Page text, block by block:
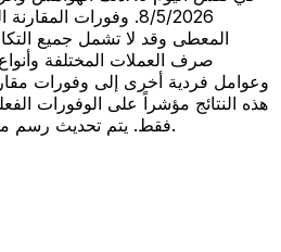
8/5/2026. وفورات
المعطى وقد لا تشمل جميع
صرف العملات المختلفة وأنواع
وعوامل فردية أخرى إلى وفورات
هذه النتائج مؤشراً على الوفورات
فقط. يتم تحديث رسم مقارنة الأسعار كل ثلاثة أشهر.